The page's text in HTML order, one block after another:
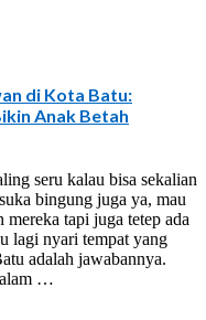
di Kota Batu:
Anak Betah
seru kalau bisa sekalian
bingung juga ya, mau
tapi juga tetep ada
lagi nyari tempat yang
adalah jawabannya.
alam …